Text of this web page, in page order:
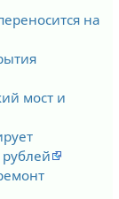
на
мост и